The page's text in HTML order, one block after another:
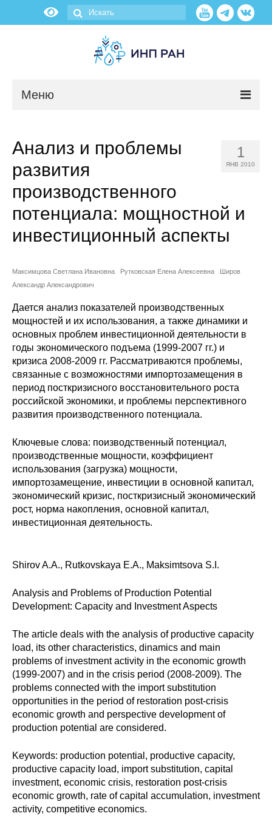
Меню
Научные подразделения
Администрация
Сотрудники
Отчетность
Противодействие коррупции
Материалы для СМИ
Публикации
Проблемы прогнозирования
О журнале
Номера журналов
Редакционная этика
Информация для авторов
Стандарты оформления
Научные труды
О журнале
Выпуски
Редакционная этика
Информация для авторов
1
ЯНВ 2010
Aнализ и проблемы
развития
производственного
потенциала: мощностной и
инвестиционный аспекты
Максимцова Светлана Ивановна Рутковская Елена Алексеевна
Широв
Александр Александрович
Дается анализ показателей производственных
мощностей и их использования, а также динамики и
основных проблем инвестиционной деятельности в
годы экономического подъема (1999-2007 гг.) и
кризиса 2008-2009 гг. Рассматриваются проблемы,
связанные с возможностями импортозамещения в
период посткризисного восстановительного роста
российской экономики, и проблемы перспективного
развития производственного потенциала.
Ключевые слова: поизводственный потенциал,
производственные мощности, коэффициент
использования (загрузка) мощности,
импортозамещение, инвестиции в основной капитал,
экономический кризис, посткризисный экономический
рост, норма накопления, основной капитал,
инвестиционная деятельность.
Shirov A.A., Rutkovskaya E.A., Maksimtsova S.I.
Analysis and Problems of Production Potential
Development: Capacity and Investment Aspects
The article deals with the analysis of productive capacity
load, its other characteristics, dinamics and main
problems of investment activity in the economic growth
(1999-2007) and in the crisis period (2008-2009). The
problems connected with the import substitution
opportunities in the period of restoration post-crisis
economic growth and perspective development of
production potential are considered.
Keywords: production potential, productive capacity,
productive capacity load, import substitution, capital
investment, economic crisis, restoration post-crisis
economic growth, rate of capital accumulation, investment
activity, competitive economics.